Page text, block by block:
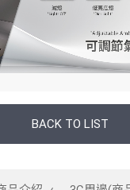
BACK TO LIST